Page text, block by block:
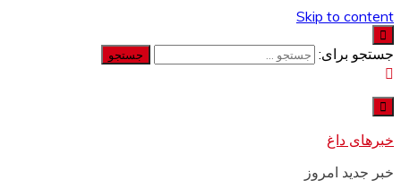
Skip to content
جستجو برای:
خبرهای داغ
خبر جدید امروز